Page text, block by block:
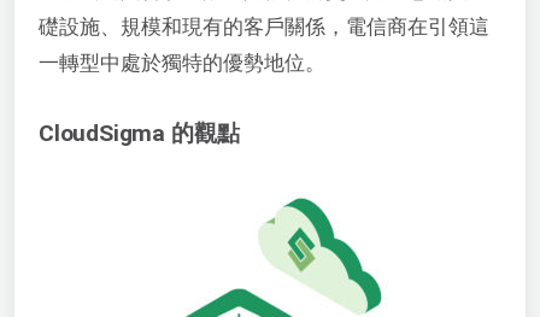
礎設施、規模和現有的客戶關係，電信商在引領這
一轉型中處於獨特的優勢地位。
CloudSigma 的觀點